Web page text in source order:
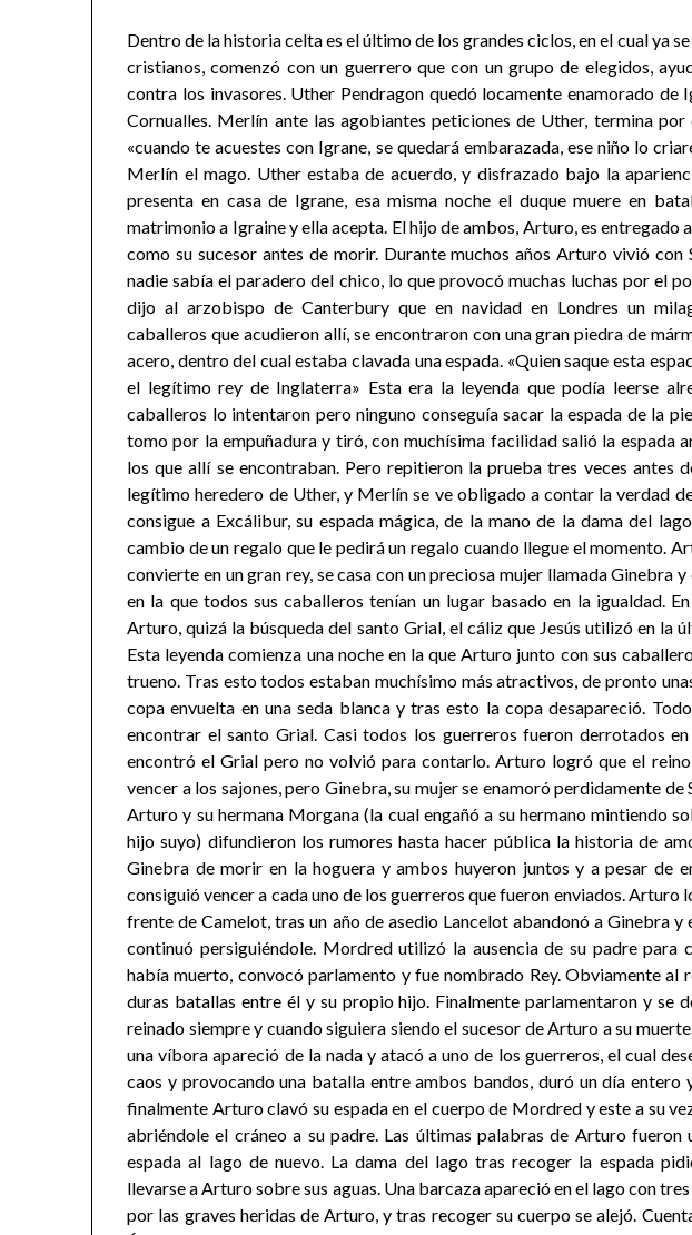
Dentro de la historia celta es el último de los grandes ciclos, en el cual ya
cristianos, comenzó con un guerrero que con un grupo de elegidos,
contra los invasores. Uther Pendragon quedó locamente enamorado de
Cornualles. Merlín ante las agobiantes peticiones de Uther, termina
«cuando te acuestes con Igrane, se quedará embarazada, ese niño lo
Merlín el mago. Uther estaba de acuerdo, y disfrazado bajo la
presenta en casa de Igrane, esa misma noche el duque muere en
matrimonio a Igraine y ella acepta. El hijo de ambos, Arturo, es
como su sucesor antes de morir. Durante muchos años Arturo vivió
nadie sabía el paradero del chico, lo que provocó muchas luchas por el
dijo al arzobispo de Canterbury que en navidad en Londres un
caballeros que acudieron allí, se encontraron con una gran piedra de
acero, dentro del cual estaba clavada una espada. «Quien saque esta
el legítimo rey de Inglaterra» Esta era la leyenda que podía leerse
caballeros lo intentaron pero ninguno conseguía sacar la espada de la
tomo por la empuñadura y tiró, con muchísima facilidad salió la espada
los que allí se encontraban. Pero repitieron la prueba tres veces antes
legítimo heredero de Uther, y Merlín se ve obligado a contar la verdad
consigue a Excálibur, su espada mágica, de la mano de la dama del
cambio de un regalo que le pedirá un regalo cuando llegue el momento.
convierte en un gran rey, se casa con un preciosa mujer llamada Ginebra
en la que todos sus caballeros tenían un lugar basado en la igualdad.
Arturo, quizá la búsqueda del santo Grial, el cáliz que Jesús utilizó en la
Esta leyenda comienza una noche en la que Arturo junto con sus
trueno. Tras esto todos estaban muchísimo más atractivos, de pronto
copa envuelta en una seda blanca y tras esto la copa desapareció.
encontrar el santo Grial. Casi todos los guerreros fueron derrotados
encontró el Grial pero no volvió para contarlo. Arturo logró que el
vencer a los sajones, pero Ginebra, su mujer se enamoró perdidamente
Arturo y su hermana Morgana (la cual engañó a su hermano mintiendo
hijo suyo) difundieron los rumores hasta hacer pública la historia de
Ginebra de morir en la hoguera y ambos huyeron juntos y a pesar de
consiguió vencer a cada uno de los guerreros que fueron enviados. Arturo
frente de Camelot, tras un año de asedio Lancelot abandonó a Ginebra
continuó persiguiéndole. Mordred utilizó la ausencia de su padre
había muerto, convocó parlamento y fue nombrado Rey. Obviamente al
duras batallas entre él y su propio hijo. Finalmente parlamentaron y se
reinado siempre y cuando siguiera siendo el sucesor de Arturo a su
una víbora apareció de la nada y atacó a uno de los guerreros, el cual
caos y provocando una batalla entre ambos bandos, duró un día entero
finalmente Arturo clavó su espada en el cuerpo de Mordred y este a su
abriéndole el cráneo a su padre. Las últimas palabras de Arturo fueron
espada al lago de nuevo. La dama del lago tras recoger la espada
llevarse a Arturo sobre sus aguas. Una barcaza apareció en el lago con
por las graves heridas de Arturo, y tras recoger su cuerpo se alejó.